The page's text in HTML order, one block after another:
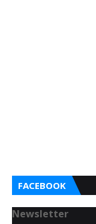
FACEBOOK
Newsletter